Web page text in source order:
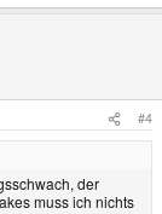
#4
der
muss ich nichts